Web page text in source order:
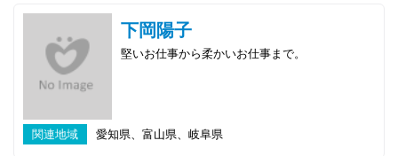
下岡陽子
堅いお仕事から柔かいお仕事まで。
関連地域 愛知県、富山県、岐阜県